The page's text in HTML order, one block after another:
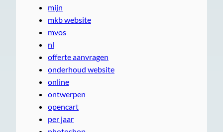
mijn
mkb website
mvos
nl
offerte aanvragen
onderhoud website
online
ontwerpen
opencart
per jaar